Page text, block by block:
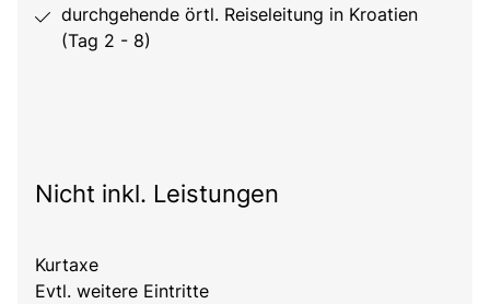
durchgehende örtl. Reiseleitung in Kroatien
(Tag 2 - 8)
Nicht inkl. Leistungen
Kurtaxe
Evtl. weitere Eintritte